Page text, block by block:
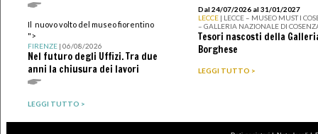
Il nuovo volto del museo fiorentino
">
FIRENZE| 06/08/2026
Nel futuro degli Uffizi. Tra due
anni la chiusura dei lavori
LEGGI TUTTO >
Dal 24/07/2026 al 31/01/2027
LECCE | LECCE – MUSEO MUST I
– GALLERIA NAZIONALE DI
Tesori nascosti della
Borghese
LEGGI TUTTO >